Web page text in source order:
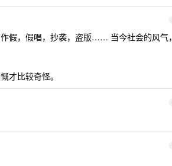
假，假唱，抄袭，盗版…… 当今社会的风气，
才比较奇怪。